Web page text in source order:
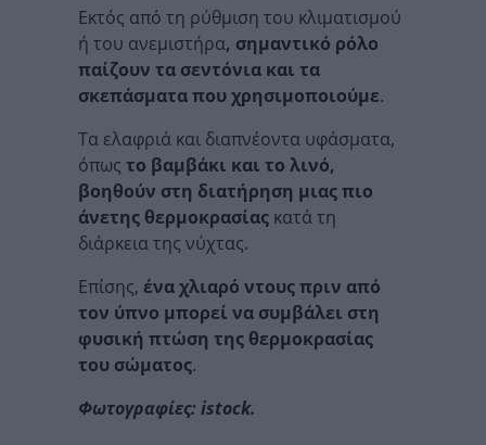
Εκτός από τη ρύθμιση του κλιματισμού
ή του ανεμιστήρα, σημαντικό ρόλο
παίζουν τα σεντόνια και τα
σκεπάσματα που χρησιμοποιούμε.
Τα ελαφριά και διαπνέοντα υφάσματα,
όπως το βαμβάκι και το λινό,
βοηθούν στη διατήρηση μιας πιο
άνετης θερμοκρασίας κατά τη
διάρκεια της νύχτας.
Επίσης, ένα χλιαρό ντους πριν από
τον ύπνο μπορεί να συμβάλει στη
φυσική πτώση της θερμοκρασίας
του σώματος.
Φωτογραφίες: istock.